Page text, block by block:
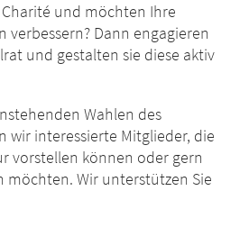
und möchten Ihre
verbessern? Dann engagieren
und gestalten sie diese aktiv
Wahlen des
wir interessierte Mitglieder, die
vorstellen können oder gern
möchten. Wir unterstützen Sie